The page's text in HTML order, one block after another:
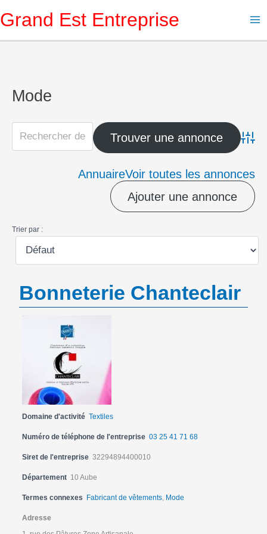
au
Grand Est Entreprise
Mode
AnnuaireVoir toutes les annonces
Ajouter une annonce
Trier par :
Bonneterie Chanteclair
Domaine d'activité Textiles
Numéro de téléphone de l'entreprise 03 25 41 71 68
Siret de l'entreprise 32294894400010
Département 10 Aube
Termes connexes Fabricant de vêtements, Mode
Adresse